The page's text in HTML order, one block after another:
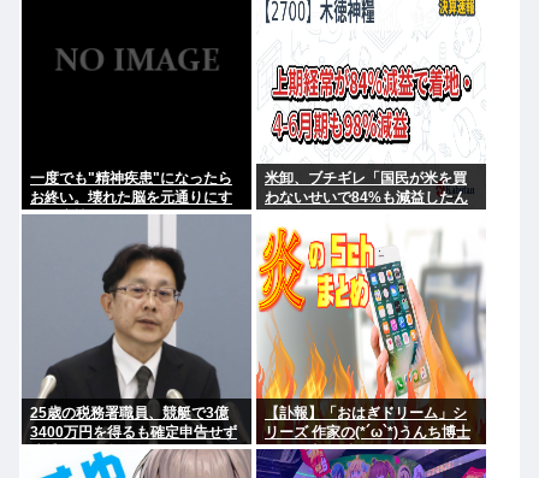
一度でも"精神疾患"になったら
お終い。壊れた脳を元通りにす
る医療技術は無い。
米卸、ブチギレ「国民が米を買
わないせいで84%も減益したん
25歳の税務署職員、競艇で3億
3400万円を得るも確定申告せず
逮捕。その他の余罪も
【訃報】「おはぎドリーム」シ
リーズ 作家の(*´ω`*)うんち博士
さん死去 64歳